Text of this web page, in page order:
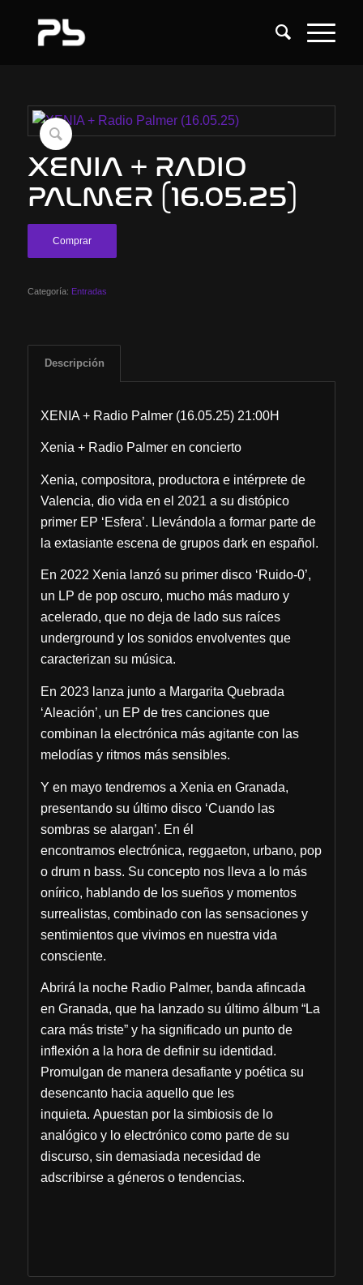
XENIA + RADIO
PALMER (16.05.25)
Comprar
Categoría: Entradas
Descripción
XENIA + Radio Palmer (16.05.25) 21:00H
Xenia + Radio Palmer en concierto
Xenia, compositora, productora e intérprete de
Valencia, dio vida en el 2021 a su distópico
primer EP ‘Esfera’. Llevándola a formar parte de
la extasiante escena de grupos dark en español.
En 2022 Xenia lanzó su primer disco ‘Ruido-0’,
un LP de pop oscuro, mucho más maduro y
acelerado, que no deja de lado sus raíces
underground y los sonidos envolventes que
caracterizan su música.
En 2023 lanza junto a Margarita Quebrada
‘Aleación’, un EP de tres canciones que
combinan la electrónica más agitante con las
melodías y ritmos más sensibles.
Y en mayo tendremos a Xenia en Granada,
presentando su último disco ‘Cuando las
sombras se alargan’. En él
encontramos electrónica, reggaeton, urbano, pop
o drum n bass. Su concepto nos lleva a lo más
onírico, hablando de los sueños y momentos
surrealistas, combinado con las sensaciones y
sentimientos que vivimos en nuestra vida
consciente.
Abrirá la noche Radio Palmer, banda afincada
en Granada, que ha lanzado su último álbum “La
cara más triste” y ha significado un punto de
inflexión a la hora de definir su identidad.
Promulgan de manera desafiante y poética su
desencanto hacia aquello que les
inquieta. Apuestan por la simbiosis de lo
analógico y lo electrónico como parte de su
discurso, sin demasiada necesidad de
adscribirse a géneros o tendencias.